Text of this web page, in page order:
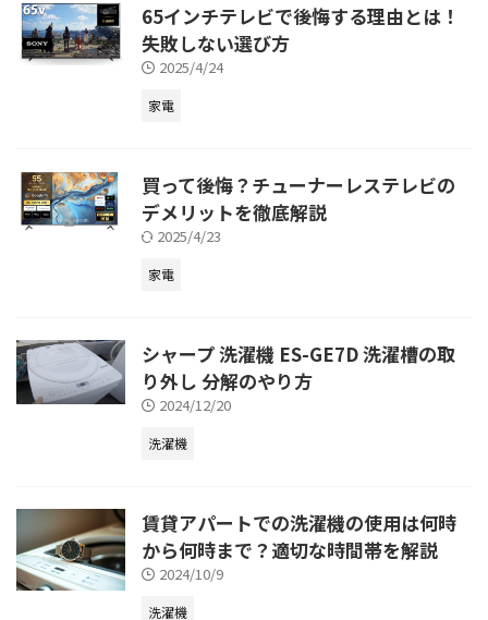
65インチテレビで後悔する理由とは！
失敗しない選び方
2025/4/24
家電
買って後悔？チューナーレステレビの
デメリットを徹底解説
2025/4/23
家電
シャープ 洗濯機 ES-GE7D 洗濯槽の取
り外し 分解のやり方
2024/12/20
洗濯機
賃貸アパートでの洗濯機の使用は何時
から何時まで？適切な時間帯を解説
2024/10/9
洗濯機